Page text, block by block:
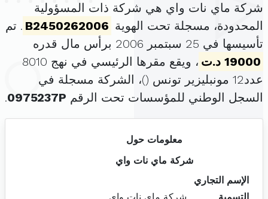
شركة ماي نات واي هي شركة ذات المسؤولية
المحدودة، مسجلة تحت الهوية B2450262006 . تم
تأسيسها في 25 سبتمبر 2006 برأس مال قدره
19000 د.ت
، ويقع مقرها الرئيسي في نهج 8010
عدد12 مونبليزير تونس (
)، الشركة مسجلة في
السجل الوطني للمؤسسات تحت الرقم 0975237P
.
معلومات حول
شركة ماي نات واي
الإسم التجاري